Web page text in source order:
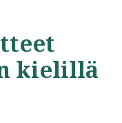
kielillä